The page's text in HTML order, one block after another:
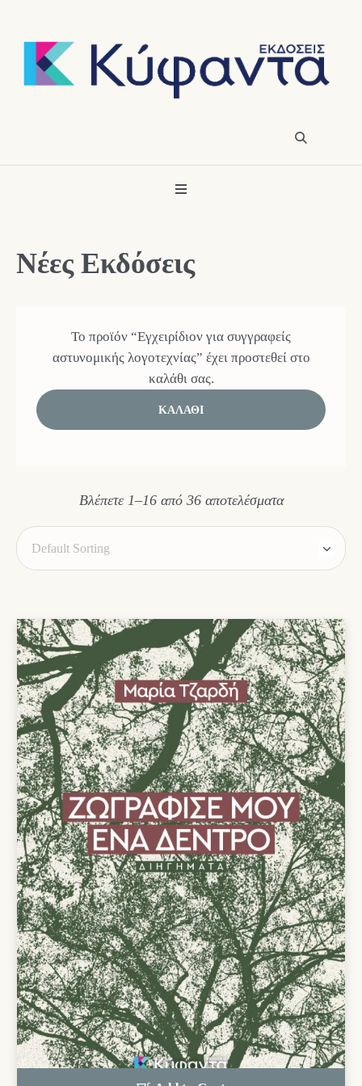
Νέες Εκδόσεις
Το προϊόν “Εγχειρίδιον για συγγραφείς
αστυνομικής λογοτεχνίας” έχει προστεθεί στο
καλάθι σας.
ΚΑΛΆΘΙ
Βλέπετε 1–16 από 36 αποτελέσματα